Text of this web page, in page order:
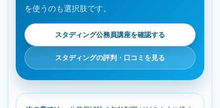
を使うのも選択肢です。
スタディング公務員講座を確認する
スタディングの評判・口コミを見る